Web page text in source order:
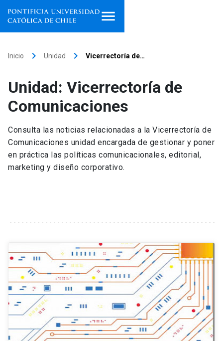
Facultades, escuelas e
institutos
Investigación
Internacionalización launch
Información para keyboard_arrow_down
Futuros estudiantes
Estudiantes
Académicos
Go to english site launch
ACCESOS DIRECTOS
Admisión launch
Inicio keyboard_arrow_right Unidad keyboard_arrow_right Vicerrectoría de…
Unidad: Vicerrectoría de
Comunicaciones
Consulta las noticias relacionadas a la Vicerrectoría de
Comunicaciones unidad encargada de gestionar y poner
en práctica las políticas comunicacionales, editorial,
marketing y diseño corporativo.